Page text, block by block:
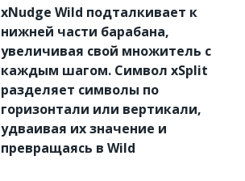
xNudge Wild подталкивает к
нижней части барабана,
увеличивая свой множитель с
каждым шагом. Символ xSplit
разделяет символы по
горизонтали или вертикали,
удваивая их значение и
превращаясь в Wild